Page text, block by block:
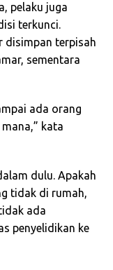
pelaku juga
terkunci.
disimpan terpisah
sementara
ada orang
kata
dulu. Apakah
tidak di rumah,
ada
penyelidikan ke